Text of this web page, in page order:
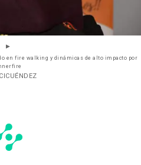
en fire walking y dinámicas de alto impacto por